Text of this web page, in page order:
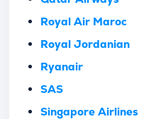
Royal Air Maroc
Royal Jordanian
Ryanair
SAS
Singapore Airlines